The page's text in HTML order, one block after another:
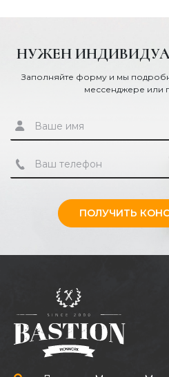
НУЖЕН
Заполняйте форму и мы
мессенджере или
ПОЛУЧИТЬ